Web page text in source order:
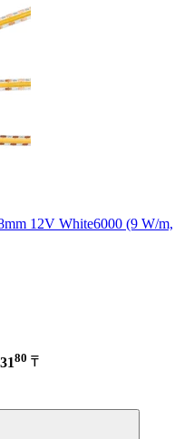
12V White6000 (9 W/m,
80 ₸